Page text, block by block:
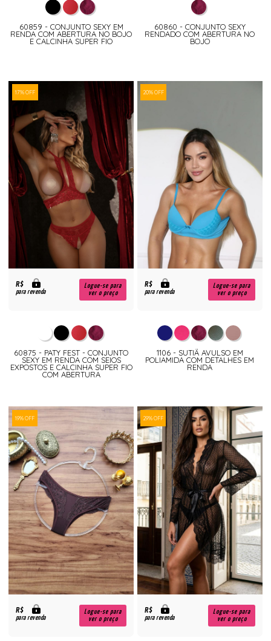
60859 - CONJUNTO SEXY EM
RENDA COM ABERTURA NO BOJO
E CALCINHA SUPER FIO
60860 - CONJUNTO SEXY
RENDADO COM ABERTURA NO
BOJO
17% OFF
R$
para revenda
Logue-se para
ver o preço
60875 - PATY FEST - CONJUNTO
SEXY EM RENDA COM SEIOS
EXPOSTOS E CALCINHA SUPER FIO
COM ABERTURA
20% OFF
R$
para revenda
Logue-se para
ver o preço
1106 - SUTIÃ AVULSO EM
POLIAMIDA COM DETALHES EM
RENDA
19% OFF
R$
para revenda
Logue-se para
ver o preço
29% OFF
R$
para revenda
Logue-se para
ver o preço